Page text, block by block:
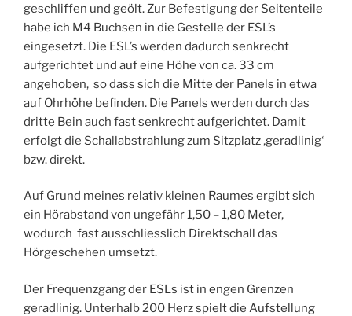
geschliffen und geölt. Zur Befestigung der Seitenteile
habe ich M4 Buchsen in die Gestelle der ESL’s
eingesetzt. Die ESL’s werden dadurch senkrecht
aufgerichtet und auf eine Höhe von ca. 33 cm
angehoben, so dass sich die Mitte der Panels in etwa
auf Ohrhöhe befinden. Die Panels werden durch das
dritte Bein auch fast senkrecht aufgerichtet. Damit
erfolgt die Schallabstrahlung zum Sitzplatz ‚geradlinig‘
bzw. direkt.
Auf Grund meines relativ kleinen Raumes ergibt sich
ein Hörabstand von ungefähr 1,50 – 1,80 Meter,
wodurch fast ausschliesslich Direktschall das
Hörgeschehen umsetzt.
Der Frequenzgang der ESLs ist in engen Grenzen
geradlinig. Unterhalb 200 Herz spielt die Aufstellung